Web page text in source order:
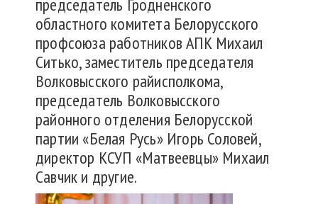
председатель Гродненского
областного комитета Белорусского
профсоюза работников АПК Михаил
Ситько, заместитель председателя
Волковысского райисполкома,
председатель Волковысского
районного отделения Белорусской
партии «Белая Русь» Игорь Соловей,
директор КСУП «Матвеевцы» Михаил
Савчик и другие.